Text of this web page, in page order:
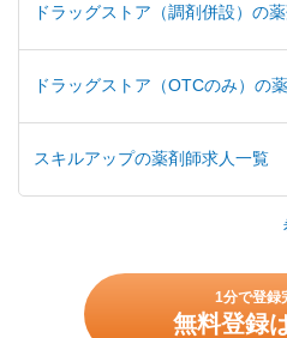
ドラッグストア（調剤併設）の
ドラッグストア（OTCのみ）の
スキルアップの薬剤師求人一覧
1分で登録
無料登録